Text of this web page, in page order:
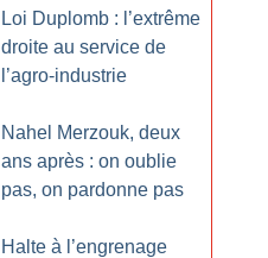
Loi Duplomb : l’extrême
droite au service de
l’agro-industrie
Nahel Merzouk, deux
ans après : on oublie
pas, on pardonne pas
Halte à l’engrenage